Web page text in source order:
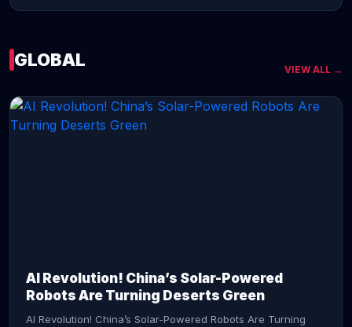
GLOBAL VIEW ALL →
AI Revolution! China’s Solar-Powered
Robots Are Turning Deserts Green
AI Revolution! China’s Solar-Powered Robots Are Turning